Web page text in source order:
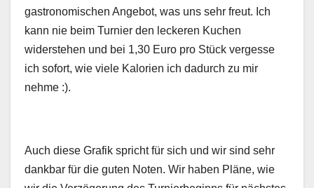
gastronomischen Angebot, was uns sehr freut. Ich
kann nie beim Turnier den leckeren Kuchen
widerstehen und bei 1,30 Euro pro Stück vergesse
ich sofort, wie viele Kalorien ich dadurch zu mir
nehme :).
Auch diese Grafik spricht für sich und wir sind sehr
dankbar für die guten Noten. Wir haben Pläne, wie